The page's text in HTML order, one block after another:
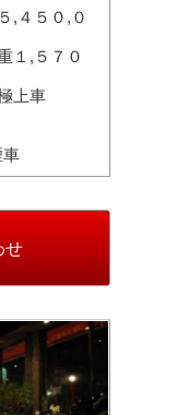
,４５０,０
１,５７０
上車
車